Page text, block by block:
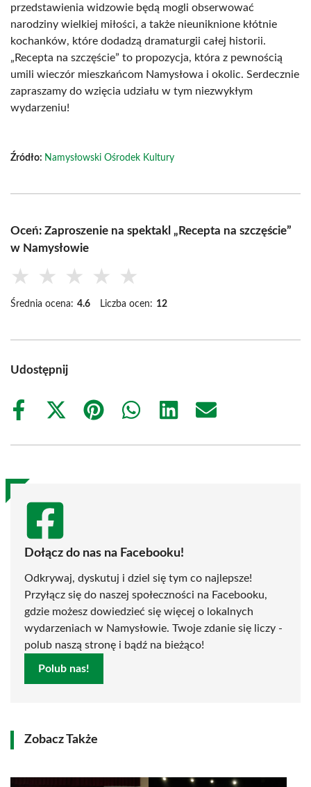
przedstawienia widzowie będą mogli obserwować
narodziny wielkiej miłości, a także nieuniknione kłótnie
kochanków, które dodadzą dramaturgii całej historii.
„Recepta na szczęście” to propozycja, która z pewnością
umili wieczór mieszkańcom Namysłowa i okolic. Serdecznie
zapraszamy do wzięcia udziału w tym niezwykłym
wydarzeniu!
Źródło: Namysłowski Ośrodek Kultury
Oceń: Zaproszenie na spektakl „Recepta na szczęście”
w Namysłowie
★ ★ ★ ★ ★
Średnia ocena: 4.6 Liczba ocen: 12
Udostępnij
Share
Share
(Twitter)
Share
Share
Share
Share
Dołącz do nas na Facebooku!
Odkrywaj, dyskutuj i dziel się tym co najlepsze!
Przyłącz się do naszej społeczności na Facebooku,
gdzie możesz dowiedzieć się więcej o lokalnych
wydarzeniach w Namysłowie. Twoje zdanie się liczy -
polub naszą stronę i bądź na bieżąco!
Polub nas!
Zobacz Także